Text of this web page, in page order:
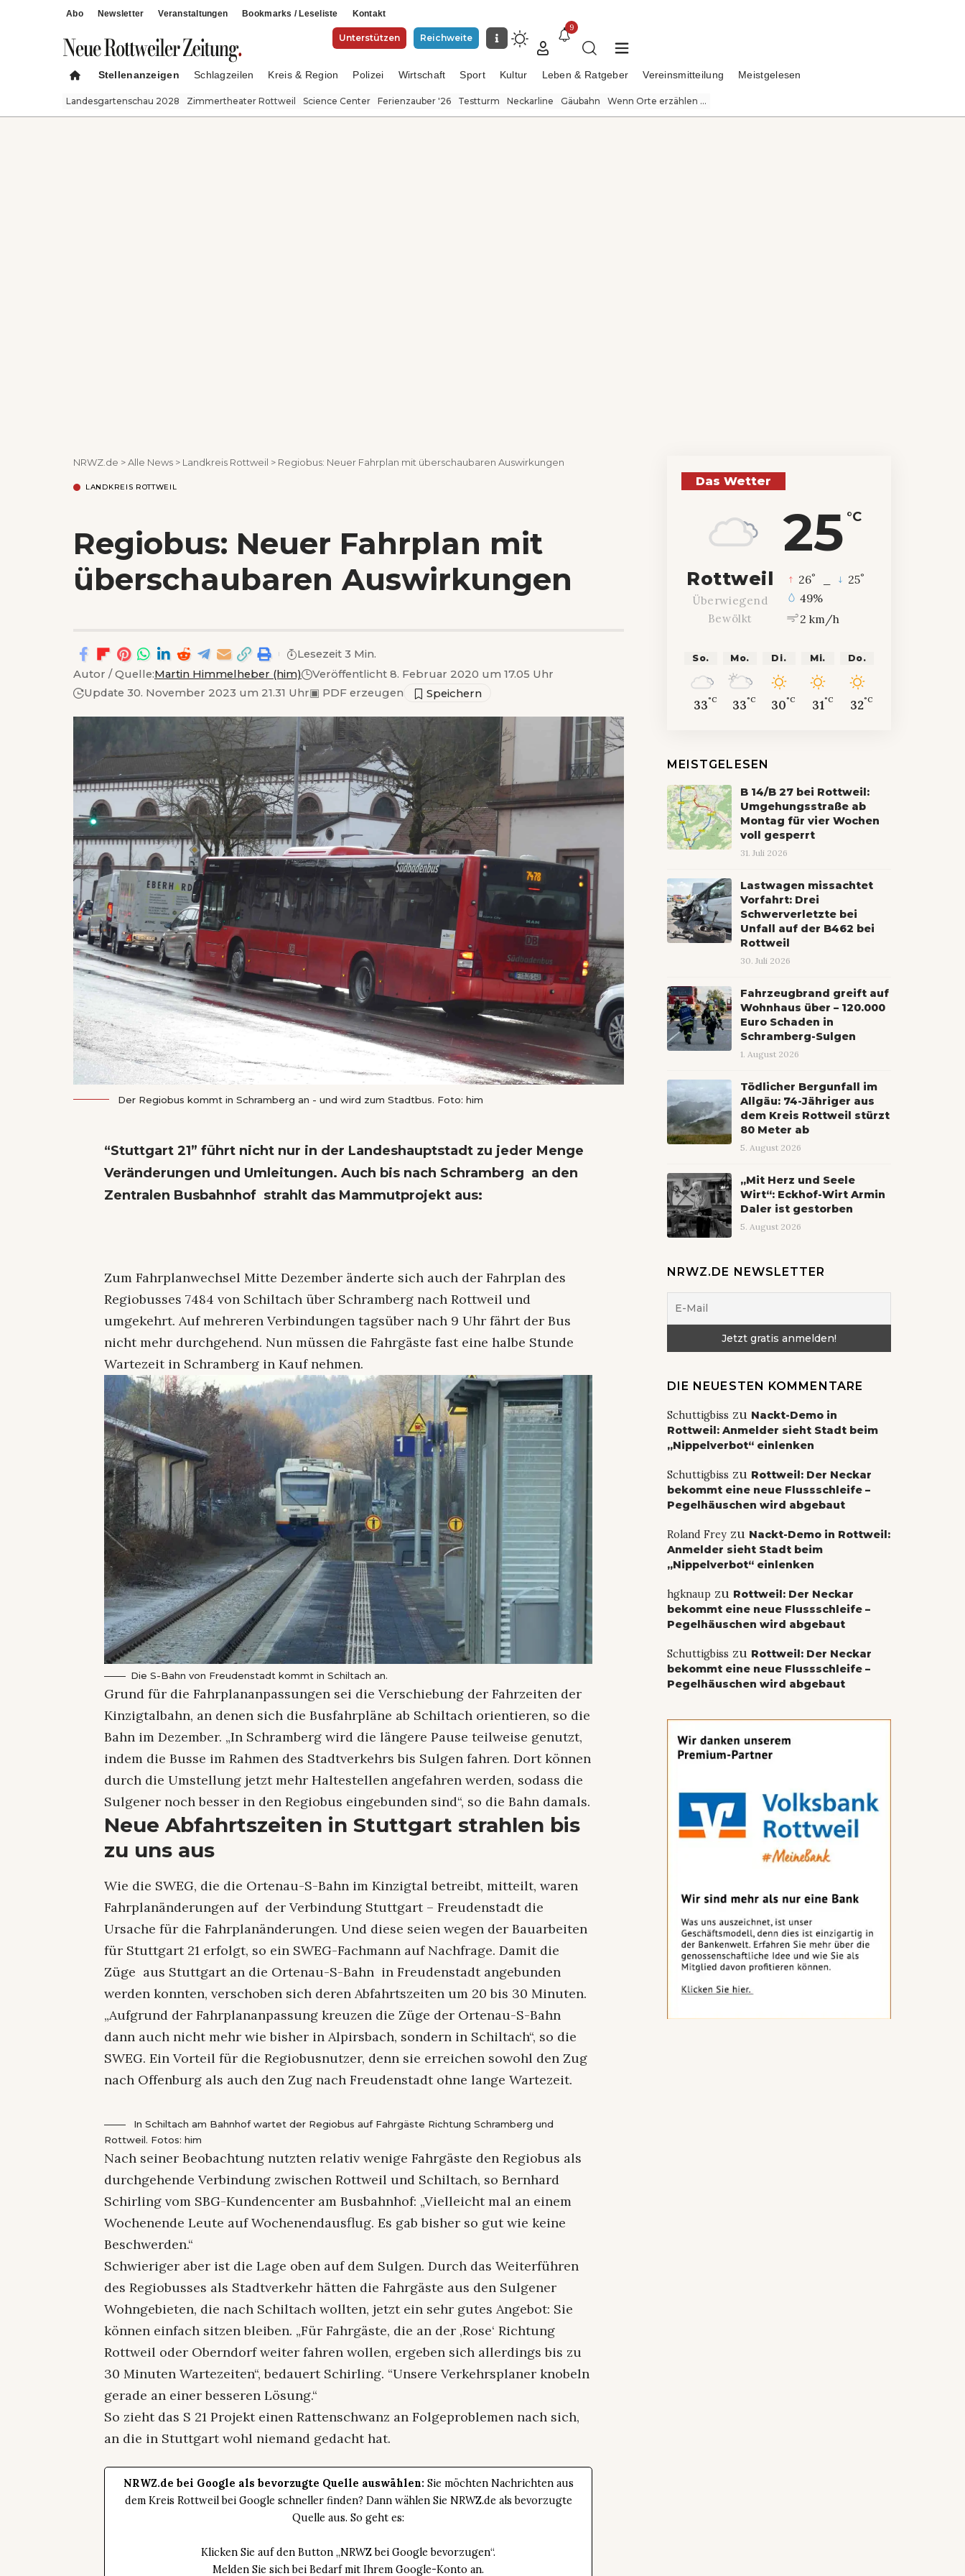
Abo Newsletter Veranstaltungen Bookmarks / Leseliste Kontakt
Unterstützen Reichweite
9
Stellenanzeigen Schlagzeilen Kreis & Region Polizei Wirtschaft Sport Kultur Leben & Ratgeber Vereinsmitteilung Meistgelesen
Landesgartenschau 2028 Zimmertheater Rottweil Science Center Ferienzauber '26 Testturm Neckarline Gäubahn Wenn Orte erzählen ...
NRWZ.de >Alle News > Landkreis Rottweil > Regiobus: Neuer Fahrplan mit überschaubaren Auswirkungen
LANDKREIS ROTTWEIL
Regiobus: Neuer Fahrplan mit
überschaubaren Auswirkungen
Autor / Quelle:Martin Himmelheber (him)
Veröffentlicht 8. Februar 2020 um 17.05 Uhr
Update 30. November 2023 um 21.31 Uhr▣ PDF erzeugen
Lesezeit 3 Min.
Der Regiobus kommt in Schramberg an - und wird zum Stadtbus. Foto: him
“Stuttgart 21” führt nicht nur in der Landeshauptstadt zu jeder Menge
Veränderungen und Umleitungen. Auch bis nach Schramberg an den
Zentralen Busbahnhof strahlt das Mammutprojekt aus:
Zum Fahrplanwechsel Mitte Dezember änderte sich auch der Fahrplan des
Regiobusses 7484 von Schiltach über Schramberg nach Rottweil und
umgekehrt. Auf mehreren Verbindungen tagsüber nach 9 Uhr fährt der Bus
nicht mehr durchgehend. Nun müssen die Fahrgäste fast eine halbe Stunde
Wartezeit in Schramberg in Kauf nehmen.
Die S-Bahn von Freudenstadt kommt in Schiltach an.
Grund für die Fahrplananpassungen sei die Verschiebung der Fahrzeiten der
Kinzigtalbahn, an denen sich die Busfahrpläne ab Schiltach orientieren, so die
Bahn im Dezember. „In Schramberg wird die längere Pause teilweise genutzt,
indem die Busse im Rahmen des Stadtverkehrs bis Sulgen fahren. Dort können
durch die Umstellung jetzt mehr Haltestellen angefahren werden, sodass die
Sulgener noch besser in den Regiobus eingebunden sind“, so die Bahn damals.
Neue Abfahrtszeiten in Stuttgart strahlen bis
zu uns aus
Wie die SWEG, die die Ortenau-S-Bahn im Kinzigtal betreibt, mitteilt, waren
Fahrplanänderungen auf der Verbindung Stuttgart – Freudenstadt die
Ursache für die Fahrplanänderungen. Und diese seien wegen der Bauarbeiten
für Stuttgart 21 erfolgt, so ein SWEG-Fachmann auf Nachfrage. Damit die
Züge aus Stuttgart an die Ortenau-S-Bahn in Freudenstadt angebunden
werden konnten, verschoben sich deren Abfahrtszeiten um 20 bis 30 Minuten.
„Aufgrund der Fahrplananpassung kreuzen die Züge der Ortenau-S-Bahn
dann auch nicht mehr wie bisher in Alpirsbach, sondern in Schiltach“, so die
SWEG. Ein Vorteil für die Regiobusnutzer, denn sie erreichen sowohl den Zug
nach Offenburg als auch den Zug nach Freudenstadt ohne lange Wartezeit.
In Schiltach am Bahnhof wartet der Regiobus auf Fahrgäste Richtung Schramberg und
Rottweil. Fotos: him
Nach seiner Beobachtung nutzten relativ wenige Fahrgäste den Regiobus als
durchgehende Verbindung zwischen Rottweil und Schiltach, so Bernhard
Schirling vom SBG-Kundencenter am Busbahnhof: „Vielleicht mal an einem
Wochenende Leute auf Wochenendausflug. Es gab bisher so gut wie keine
Beschwerden.“
Schwieriger aber ist die Lage oben auf dem Sulgen. Durch das Weiterführen
des Regiobusses als Stadtverkehr hätten die Fahrgäste aus den Sulgener
Wohngebieten, die nach Schiltach wollten, jetzt ein sehr gutes Angebot: Sie
können einfach sitzen bleiben. „Für Fahrgäste, die an der ‚Rose‘ Richtung
Rottweil oder Oberndorf weiter fahren wollen, ergeben sich allerdings bis zu
30 Minuten Wartezeiten“, bedauert Schirling. “Unsere Verkehrsplaner knobeln
gerade an einer besseren Lösung.“
So zieht das S 21 Projekt einen Rattenschwanz an Folgeproblemen nach sich,
an die in Stuttgart wohl niemand gedacht hat.
NRWZ.de bei Google als bevorzugte Quelle auswählen: Sie möchten Nachrichten aus
dem Kreis Rottweil bei Google schneller finden? Dann wählen Sie NRWZ.de als bevorzugte
Quelle aus. So geht es:
Klicken Sie auf den Button „NRWZ bei Google bevorzugen“.
Melden Sie sich bei Bedarf mit Ihrem Google-Konto an.
Das Wetter
25 °C
Rottweil
Überwiegend
Bewölkt
26° 25°
49%
2 km/h
So.
33°C
Mo.
33°C
Di.
30°C
Mi.
31°C
Do.
32°C
MEISTGELESEN
B 14/B 27 bei Rottweil:
Umgehungsstraße ab
Montag für vier Wochen
voll gesperrt
31. Juli 2026
Lastwagen missachtet
Vorfahrt: Drei
Schwerverletzte bei
Unfall auf der B462 bei
Rottweil
30. Juli 2026
Fahrzeugbrand greift auf
Wohnhaus über – 120.000
Euro Schaden in
Schramberg-Sulgen
1. August 2026
Tödlicher Bergunfall im
Allgäu: 74-Jähriger aus
dem Kreis Rottweil stürzt
80 Meter ab
5. August 2026
„Mit Herz und Seele
Wirt“: Eckhof-Wirt Armin
Daler ist gestorben
5. August 2026
NRWZ.DE NEWSLETTER
DIE NEUESTEN KOMMENTARE
Schuttigbiss zu Nackt-Demo in
Rottweil: Anmelder sieht Stadt beim
„Nippelverbot“ einlenken
Schuttigbiss zu Rottweil: Der Neckar
bekommt eine neue Flussschleife –
Pegelhäuschen wird abgebaut
Roland Freyzu Nackt-Demo in Rottweil:
Anmelder sieht Stadt beim
„Nippelverbot“ einlenken
hgknaupzu Rottweil: Der Neckar
bekommt eine neue Flussschleife –
Pegelhäuschen wird abgebaut
Schuttigbiss zu Rottweil: Der Neckar
bekommt eine neue Flussschleife –
Pegelhäuschen wird abgebaut